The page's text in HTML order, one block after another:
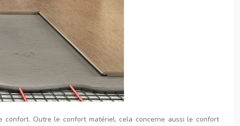
confort. Outre le confort matériel, cela concerne aussi le confort